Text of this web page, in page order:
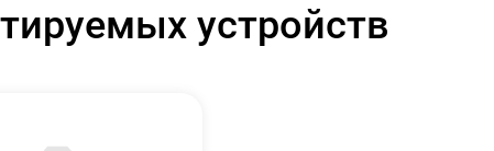
устройств